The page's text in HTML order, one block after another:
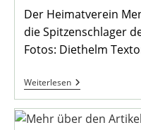
Der Heimatverein
die Spitzenschlager
Fotos: Diethelm
WeiterlesenMai-
Stammtisch
–
Spitzenschlager